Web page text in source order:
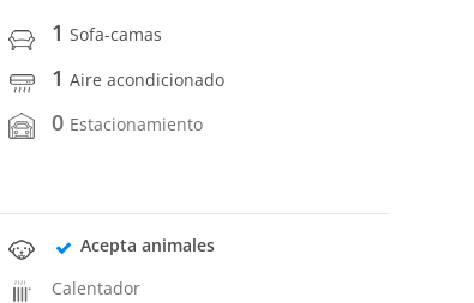
1Sofa-camas
1Aire acondicionado
0 Estacionamiento
Acepta animales
Calentador